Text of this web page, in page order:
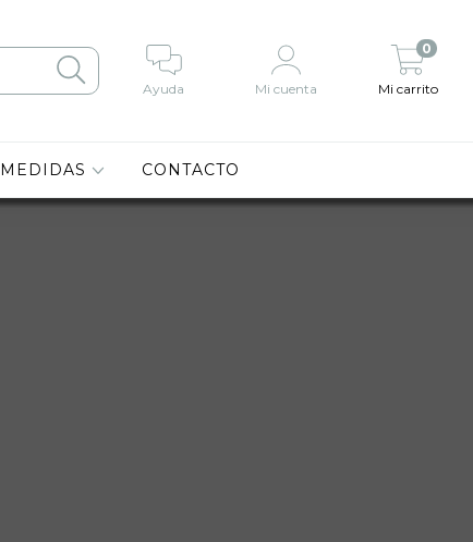
Ayuda Mi cuenta Mi carrito
0
MEDIDAS CONTACTO